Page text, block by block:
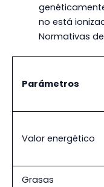
no está
Normativas
Parámetros
Valor energético
Grasas